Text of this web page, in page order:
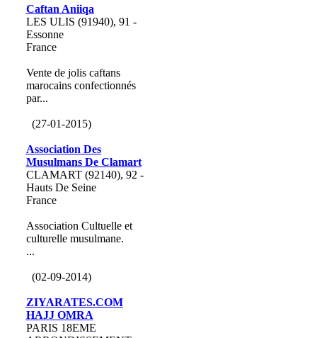
Caftan Aniiqa
LES ULIS (91940), 91 -
Essonne
France
Vente de jolis caftans
marocains confectionnés
par...
(27-01-2015)
Association Des
Musulmans De Clamart
CLAMART (92140), 92 -
Hauts De Seine
France
Association Cultuelle et
culturelle musulmane.
...
(02-09-2014)
ZIYARATES.COM
HAJJ OMRA
PARIS 18EME